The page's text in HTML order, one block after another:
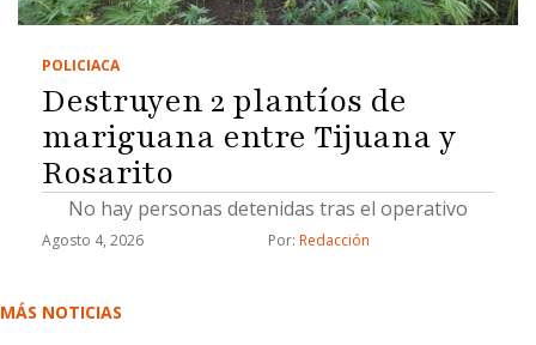
POLICIACA
Destruyen 2 plantíos de
mariguana entre Tijuana y
Rosarito
No hay personas detenidas tras el operativo
Agosto 4, 2026 Por: Redacción
MÁS NOTICIAS